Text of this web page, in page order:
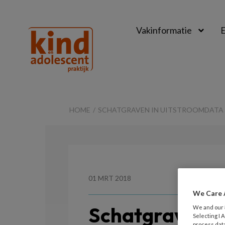
&
Vakinformatie
HOME SCHATGRAVEN IN UITSTROOMDATA
01 MRT 2018
Schatgraven
We Care
We and our
Selecting I